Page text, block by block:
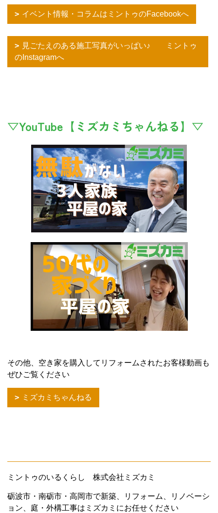
イベント情報・コラムはミントゥのFacebookへ
見ごたえのある施工写真がいっぱい♪ ミントゥ
のInstagramへ
▽YouTube【ミズカミちゃんねる】▽
その他、空き家を購入してリフォームされたお客様動画も
ぜひご覧ください
ミズカミちゃんねる
ミントゥのいるくらし 株式会社ミズカミ
砺波市・南砺市・高岡市で新築、リフォーム、リノベーシ
ョン、庭・外構工事はミズカミにお任せください